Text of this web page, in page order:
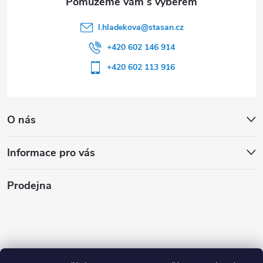
O nás
Informace pro vás
l.hladekova@stasan.cz
+420 602 146 914
+420 602 113 916
Prodejna